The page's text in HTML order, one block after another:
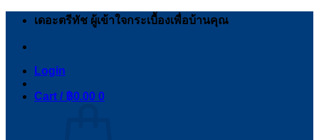
Skip
เดอะตรีทัช ผู้เข้าใจกระเบื้องเพื่อบ้านคุณ
Login
Cart / ฿0.00 0